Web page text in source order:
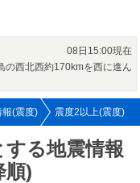
08日15:00現在
の西北西約170kmを西に進ん
報(震度) 震度2以上(震度)
する地震情報
順)